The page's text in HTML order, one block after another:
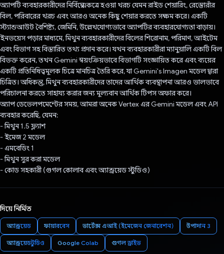
অ্যাপটি ব্যবহারকারীদের নির্বিঘ্নে একত্রে হওয়া খরচ যেমন রাইড শেয়ারিং, রেস্তোরাঁর
বিল, পরিবারের খরচ এবং আরও অনেক কিছু শেয়ার করতে সক্ষম করে। একটি
স্ট্যান্ডআউট বৈশিষ্ট্য, জেমিনি, উল্লেখযোগ্যভাবে অ্যাপটির ব্যবহারযোগ্যতা বাড়ায়।
ইনভয়েস পড়ার মাধ্যমে, মিথুন ব্যবহারকারীদের বিলের শিরোনাম, পরিমাণ, আইটেম
এবং বিভাগ সহ বিস্তারিত তথ্য প্রদান করে। যখন ব্যবহারকারীরা ম্যানুয়ালি একটি বিল
বিভক্ত করেন, তখন Gemini স্বয়ংক্রিয়ভাবে বিভাগটি সংজ্ঞায়িত করে এবং ব্যয়ের
একটি প্রতিনিধিত্বমূলক চিত্রে মানচিত্র তৈরি করে, যা Gemini's Imagen মডেল দ্বারা
চিত্রিত। অধিকন্তু, মিথুন ব্যবহারকারীদের তাদের আর্থিক ব্যবস্থাপনা আরও ভালভাবে
পরিচালনা করতে সাহায্য করার জন্য মূল্যবান আর্থিক টিপস অফার করে।
অ্যাপ ডেভেলপমেন্টের সময়, আমরা অনেক Vertex এর Gemini মডেল এবং API
ব্যবহার করেছি, যেমন:
- মিথুন 1.5 ফ্ল্যাশ
- ইমেজ 2 মডেল
- এমবেডিং 1
- মিথুন সুর করা মডেল
- কোড সহকারী (গুগল কোলাব এবং অ্যান্ড্রয়েড স্টুডিও)
দিয়ে নির্মিত
অ্যান্ড্রয়েড ফায়ারবেস ভার্টেক্স এআই (ইমেজেন জেনারেশন) উপাদান 3
অ্যান্ড্রয়েড স্টুডিও Google Colab গুগল ড্রাইভ